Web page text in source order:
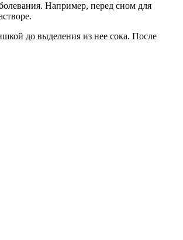
Например, перед сном для
до выделения из нее сока. После